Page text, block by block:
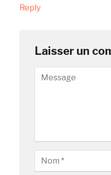
Reply
Laisser un